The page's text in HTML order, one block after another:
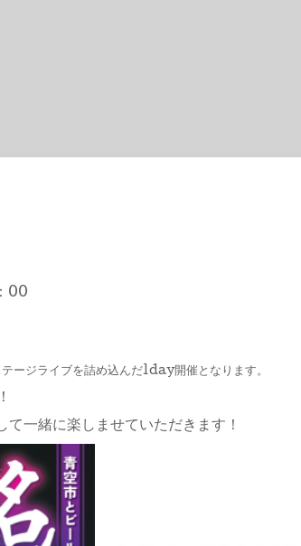
00
ージライブを詰め込んだ1day開催となります。
一緒に楽しませていただきます！